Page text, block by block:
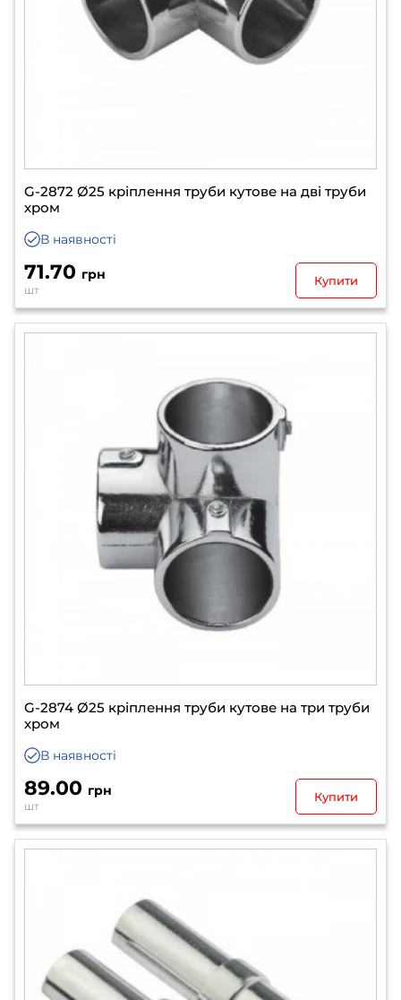
G-2872 Ø25 кріплення труби кутове на дві труби
хром
В наявності
71.70 грн
шт
Купити
G-2874 Ø25 кріплення труби кутове на три труби
хром
В наявності
89.00 грн
шт
Купити